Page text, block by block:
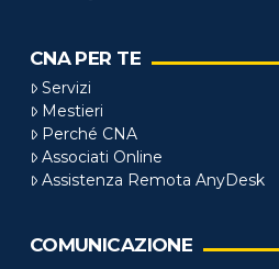
CNA PER TE
Servizi
Mestieri
Perché CNA
Associati Online
Assistenza Remota AnyDesk
COMUNICAZIONE